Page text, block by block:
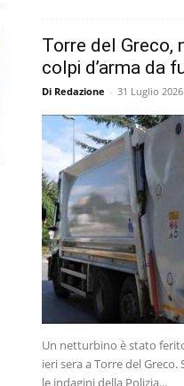
Torre del Greco,
colpi d’arma da
Di Redazione - 31 Luglio 2026
Un netturbino è stato
ieri sera a Torre del Greco.
le indagini della Polizia...